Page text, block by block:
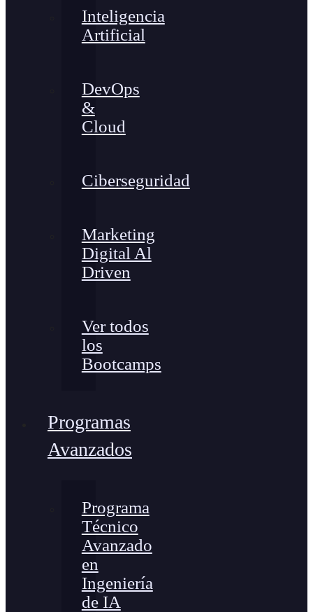
Inteligencia
Artificial
DevOps
&
Cloud
Ciberseguridad
Marketing
Digital Al
Driven
Ver todos
los
Bootcamps
Programas
Avanzados
Programa
Técnico
Avanzado
en
Ingeniería
de IA